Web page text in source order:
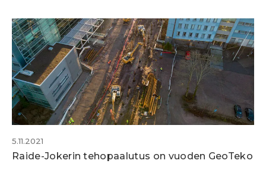
5.11.2021
Raide-Jokerin tehopaalutus on vuoden GeoTeko